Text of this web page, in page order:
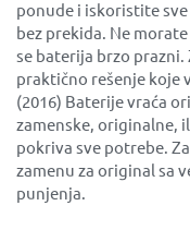
ponude i iskoristite
bez prekida. Ne
se baterija brzo
praktično rešenje koje
(2016) Baterije vraća
zamenske, originalne,
pokriva sve potrebe.
zamenu za original sa
punjenja.